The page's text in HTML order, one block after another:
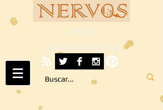
NERVOS
A ARTE SOB TODOS OS SENTIDOS